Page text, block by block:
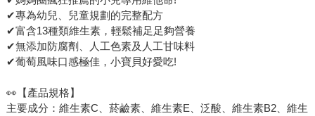
✔專為幼兒、兒童規劃的完整配方
✔富含13種類維生素，輕鬆補足足夠營養
✔無添加防腐劑、人工色素及人工甘味料
✔葡萄風味口感極佳，小寶貝好愛吃!
👀【產品規格】
主要成分：維生素C、菸鹼素、維生素E、泛酸、維生素B2、維生